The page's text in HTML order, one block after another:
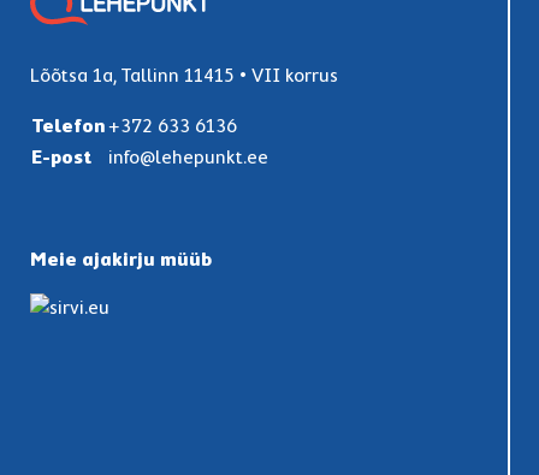
Lõõtsa 1a, Tallinn 11415 • VII korrus
Telefon+372 633 6136
E-post
info@lehepunkt.ee
Meie ajakirju müüb